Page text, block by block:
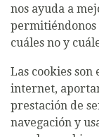
nos ayuda a
permitiéndonos
cuáles no y
Las cookies
internet,
prestación de
navegación y